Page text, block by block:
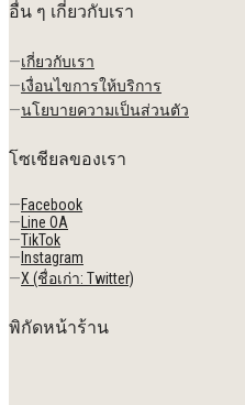
อื่น ๆ เกี่ยวกับเรา
—เกี่ยวกับเรา
—เงื่อนไขการให้บริการ
—นโยบายความเป็นส่วนตัว
โซเชียลของเรา
—Facebook
— Line OA
—TikTok
— Instagram
—X (ชื่อเก่า: Twitter)
พิกัดหน้าร้าน